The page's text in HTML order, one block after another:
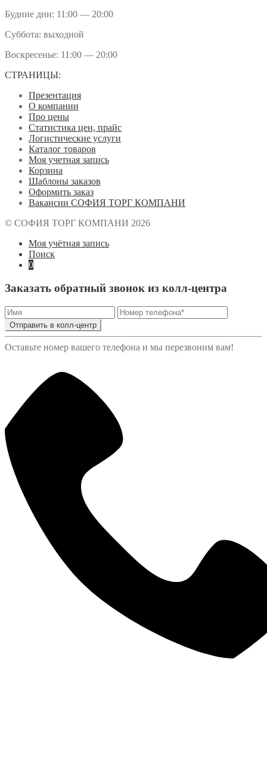
Будние дни: 11:00 — 20:00
Суббота: выходной
Воскресенье: 11:00 — 20:00
СТРАНИЦЫ:
Презентация
О компании
Про цены
Статистика цен, прайс
Логистические услуги
Каталог товаров
Моя учетная запись
Корзина
Шаблоны заказов
Оформить заказ
Вакансии СОФИЯ ТОРГ КОМПАНИ
© СОФИЯ ТОРГ КОМПАНИ 2026
Моя учётная запись
Поиск
0
Заказать обратный звонок из колл-центра
Отправить в колл-центр
Оставьте номер вашего телефона и мы перезвоним вам!